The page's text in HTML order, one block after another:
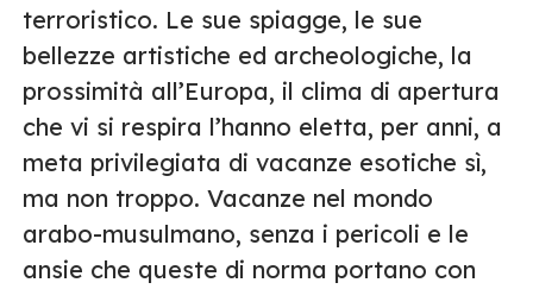
terroristico. Le sue spiagge, le sue
bellezze artistiche ed archeologiche, la
prossimità all’Europa, il clima di apertura
che vi si respira l’hanno eletta, per anni, a
meta privilegiata di vacanze esotiche sì,
ma non troppo. Vacanze nel mondo
arabo-musulmano, senza i pericoli e le
ansie che queste di norma portano con